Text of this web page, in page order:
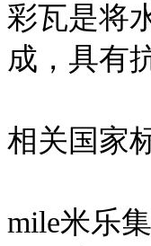
彩瓦是将
成，具有
相关国家
mile米乐